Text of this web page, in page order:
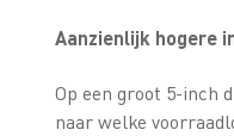
Aanzienlijk hogere
Op een groot 5-inch
naar welke